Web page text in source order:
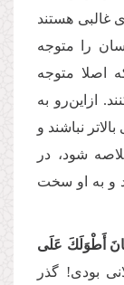
غالبی هستند
را متوجه
اصلا متوجه
ازاین‌رو به
نباشند و
شود، در
و به او سخت
أَطْوَلَكَ عَلَى
بودی! گذر